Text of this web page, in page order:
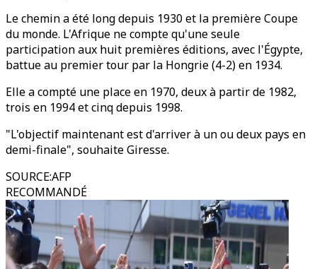
Le chemin a été long depuis 1930 et la première Coupe
du monde. L'Afrique ne compte qu'une seule
participation aux huit premières éditions, avec l'Égypte,
battue au premier tour par la Hongrie (4-2) en 1934.
Elle a compté une place en 1970, deux à partir de 1982,
trois en 1994 et cinq depuis 1998.
"L'objectif maintenant est d'arriver à un ou deux pays en
demi-finale", souhaite Giresse.
SOURCE:AFP
RECOMMANDÉ